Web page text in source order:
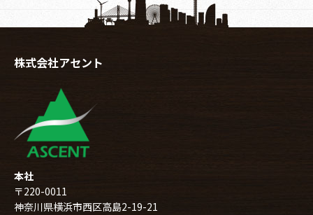
株式会社アセント
本社
〒220-0011
神奈川県横浜市西区高島2-19-21